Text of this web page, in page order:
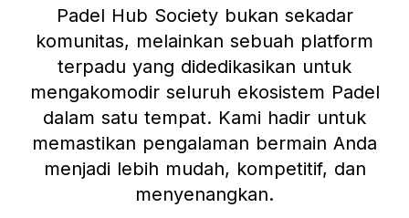
Padel Hub Society bukan sekadar
komunitas, melainkan sebuah platform
terpadu yang didedikasikan untuk
mengakomodir seluruh ekosistem Padel
dalam satu tempat. Kami hadir untuk
memastikan pengalaman bermain Anda
menjadi lebih mudah, kompetitif, dan
menyenangkan.